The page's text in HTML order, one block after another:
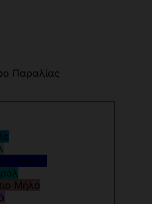
Παραλίας
σκούρο
Μήλο